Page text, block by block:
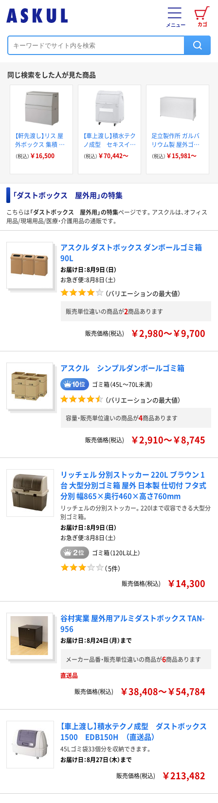
カゴ
メニュー
同じ検索をした人が見た商品
【軒先渡し】リス 屋
外ボックス 集積 ゴ
ミ箱 250L 幅850×
奥行450×高さ
（税込） ￥16,500
【車上渡し】積水テク
ノ成型 セキスイ
ダストボックス
#330 #400 #700
（税込） ￥70,442～
足立製作所 ガルバ
リウム製 屋外ゴミ
収納庫【天板開閉タ
（税込） ￥15,981～
「ダストボックス 屋外用」の特集
こちらは「ダストボックス 屋外用」の特集ページです。アスクルは、オフィス
用品/現場用品/医療・介護用品の通販です。
アスクル ダストボックス ダンボールゴミ箱
90L
お届け日：8月9日（日）
お急ぎ便：8月8日（土）
（バリエーションの最大値）
販売単位違いの商品が2商品あります
販売価格(税込) ￥2,980～￥9,700
アスクル シンプルダンボールゴミ箱
ゴミ箱（45L～70L未満）
（バリエーションの最大値）
容量・販売単位違いの商品が4商品あります
販売価格(税込) ￥2,910～￥8,745
リッチェル 分別ストッカー 220L ブラウン 1
台 大型分別ゴミ箱 屋外 日本製 仕切付 フタ式
分別 幅865×奥行460×高さ760mm
リッチェルの分別ストッカー。220lまで収容できる大型分
別ゴミ箱。
お届け日：8月9日（日）
お急ぎ便：8月8日（土）
ゴミ箱（120L以上）
（5件）
販売価格(税込) ￥14,300
谷村実業 屋外用アルミダストボックス TAN-
956
お届け日：8月24日（月）まで
メーカー品番・販売単位違いの商品が6商品あります
直送品
販売価格(税込)
￥38,408～￥54,784
【車上渡し】積水テクノ成型 ダストボックス
1500 EDB150H （直送品）
45Lゴミ袋33個分を収納できます。
お届け日：8月27日（木）まで
販売価格(税込)
￥213,482